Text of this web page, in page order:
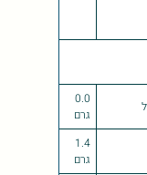
0.0
גרם
1.4
גרם